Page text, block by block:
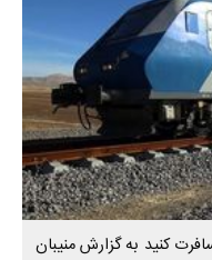
کنید به گزارش منیبان